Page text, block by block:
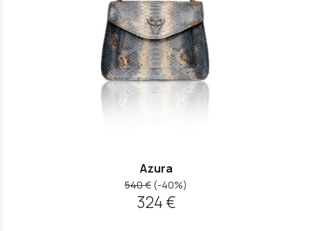
Azura
540 € (-40%)
324 €